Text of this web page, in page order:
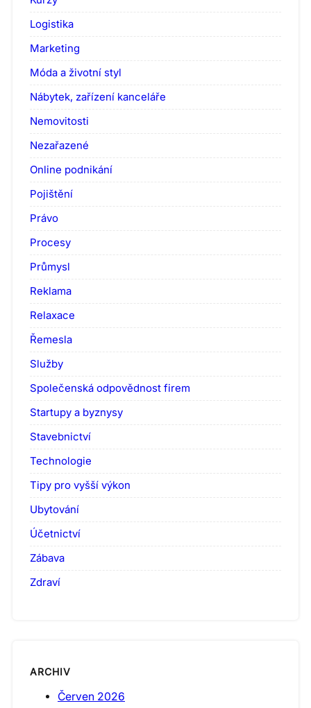
Logistika
Marketing
Móda a životní styl
Nábytek, zařízení kanceláře
Nemovitosti
Nezařazené
Online podnikání
Pojištění
Právo
Procesy
Průmysl
Reklama
Relaxace
Řemesla
Služby
Společenská odpovědnost firem
Startupy a byznysy
Stavebnictví
Technologie
Tipy pro vyšší výkon
Ubytování
Účetnictví
Zábava
Zdraví
ARCHIV
Červen 2026